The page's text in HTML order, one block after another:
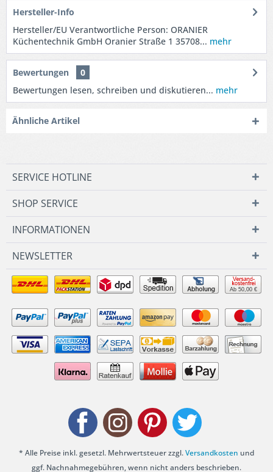
Hersteller-Info
Hersteller/EU Verantwortliche Person: ORANIER
Küchentechnik GmbH Oranier Straße 1 35708... mehr
Bewertungen
0
Bewertungen lesen, schreiben und diskutieren... mehr
Ähnliche Artikel
SERVICE HOTLINE
SHOP SERVICE
INFORMATIONEN
NEWSLETTER
Ab 50,00 €
* Alle Preise inkl. gesetzl. Mehrwertsteuer zzgl.Versandkosten und
ggf. Nachnahmegebühren, wenn nicht anders beschrieben.